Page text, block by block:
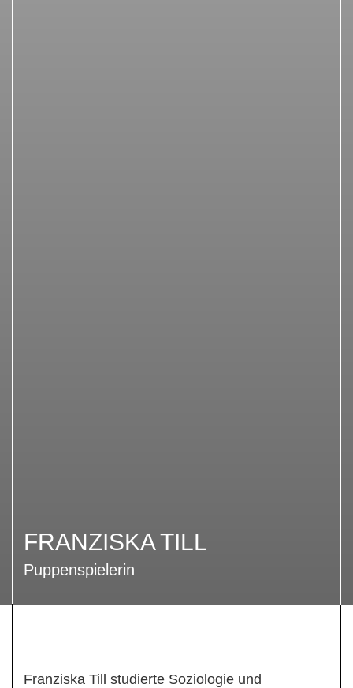
FRANZISKA TILL
Puppenspielerin
Franziska Till studierte Soziologie und